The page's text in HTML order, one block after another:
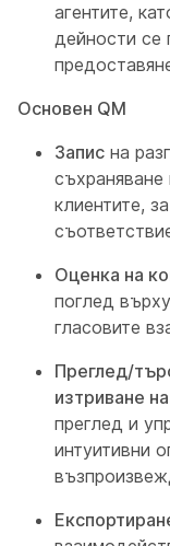
агентите,
дейности се
Основен QM
Запис на
съхраняване
клиентите,
Оценка на
поглед
гласовите
Преглед/
изтриване на
преглед и
интуитивни